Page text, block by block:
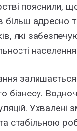
пояснили,
адресно
які
населення.
бізнесу.
стабільною